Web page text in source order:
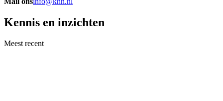
Kennis en inzichten
Meest recent